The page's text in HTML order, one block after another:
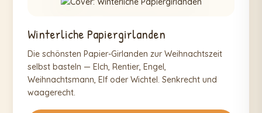
Winterliche Papiergirlanden
Die schönsten Papier-Girlanden zur Weihnachtszeit
selbst basteln — Elch, Rentier, Engel,
Weihnachtsmann, Elf oder Wichtel. Senkrecht und
waagerecht.